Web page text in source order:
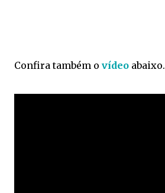
Confira também o vídeo abaixo.